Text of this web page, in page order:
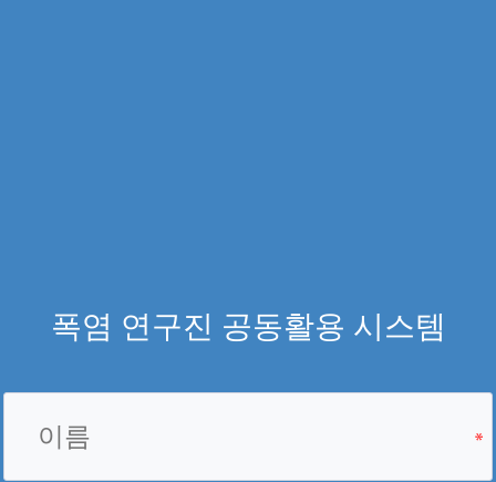
폭염 연구진 공동활용 시스템